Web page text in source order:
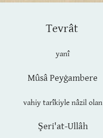
Tevrât
yanî
MûsâPeyġambere
vahiy tarîkiyle nâzil olan
Şeri'at-Ullâh